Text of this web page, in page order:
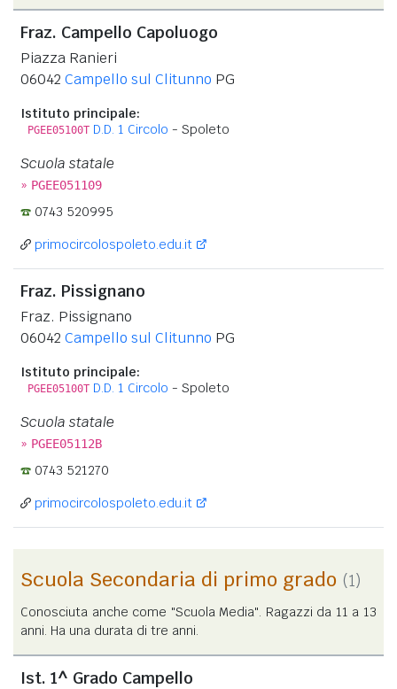
Fraz. Campello Capoluogo
Piazza Ranieri
06042 Campello sul Clitunno PG
Istituto principale:
PGEE05100T D.D. 1 Circolo - Spoleto
Scuola statale
» PGEE051109
0743 520995
primocircolospoleto.edu.it
Fraz. Pissignano
Fraz. Pissignano
06042 Campello sul Clitunno PG
Istituto principale:
PGEE05100T D.D. 1 Circolo - Spoleto
Scuola statale
» PGEE05112B
0743 521270
primocircolospoleto.edu.it
Scuola Secondaria di primo grado (1)
Conosciuta anche come "Scuola Media". Ragazzi da 11 a 13
anni. Ha una durata di tre anni.
Ist. 1^ Grado Campello